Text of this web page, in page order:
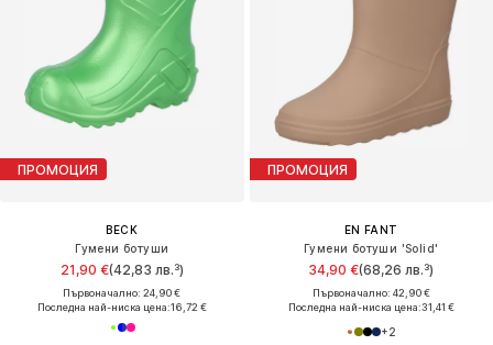
ПРОМОЦИЯ
BECK
Гумени ботуши
21,90 €(42,83 лв.³)
Първоначално: 24,90 €
Последна най-ниска цена:16,72 €
ПРОМОЦИЯ
EN FANT
Гумени ботуши 'Solid'
34,90 €(68,26 лв.³)
Първоначално: 42,90 €
Последна най-ниска цена:31,41 €
+2